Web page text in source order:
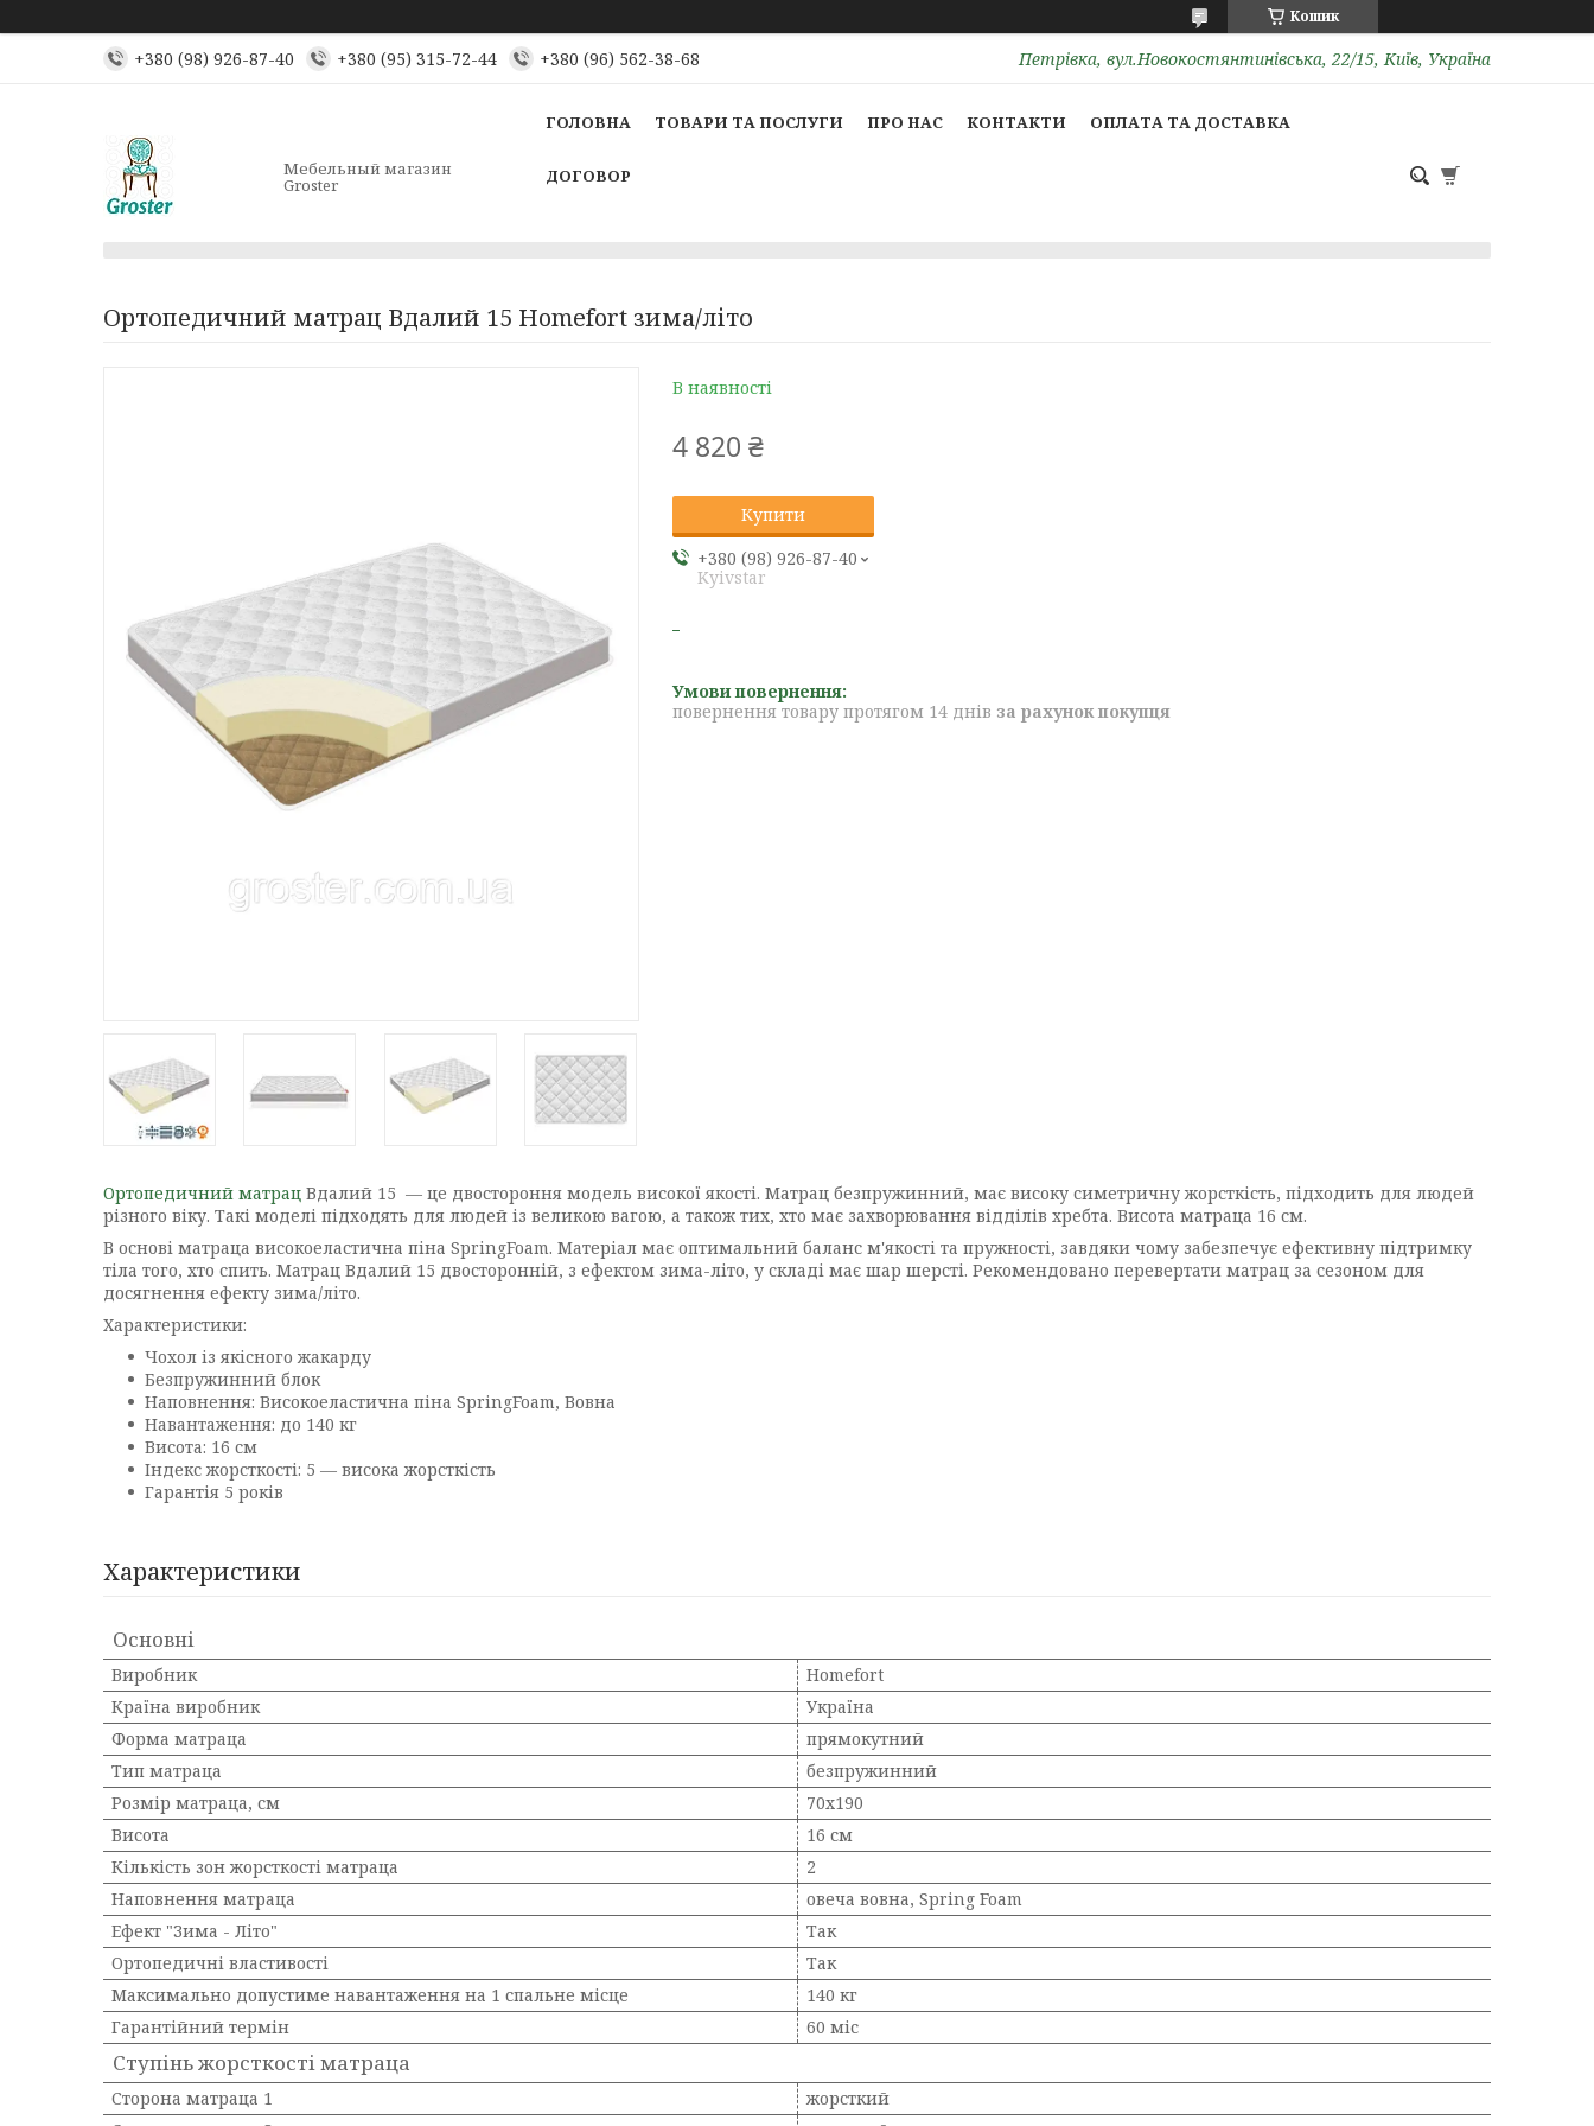
Кошик
+380 (98) 926-87-40 +380 (95) 315-72-44 +380 (96) 562-38-68 Петрівка, вул.Новокостянтинівська, 22/15, Київ, Україна
Мебельный магазин
Groster
ГОЛОВНА ТОВАРИ ТА ПОСЛУГИ ПРО НАС КОНТАКТИ ОПЛАТА ТА ДОСТАВКА
ДОГОВОР
Ортопедичний матрац Вдалий 15 Homefort зима/літо
В наявності
4 820 ₴
Купити
+380 (98) 926-87-40
Kyivstar
повернення товару протягом 14 днів за рахунок покупця
Ортопедичний матрац Вдалий 15 — це двостороння модель високої якості. Матрац безпружинний, має високу симетричну жорсткість, підходить для людей
різного віку. Такі моделі підходять для людей із великою вагою, а також тих, хто має захворювання відділів хребта. Висота матраца 16 см.
В основі матраца високоеластична піна SpringFoam. Матеріал має оптимальний баланс м'якості та пружності, завдяки чому забезпечує ефективну підтримку
тіла того, хто спить. Матрац Вдалий 15 двосторонній, з ефектом зима-літо, у складі має шар шерсті. Рекомендовано перевертати матрац за сезоном для
досягнення ефекту зима/літо.
Характеристики:
Чохол із якісного жакарду
Безпружинний блок
Наповнення: Високоеластична піна SpringFoam, Вовна
Навантаження: до 140 кг
Висота: 16 см
Індекс жорсткості: 5 — висока жорсткість
Гарантія 5 років
Характеристики
Основні
Виробник
Homefort
Країна виробник
Україна
Форма матраца
прямокутний
Тип матраца
безпружинний
Розмір матраца, см
70х190
Висота
16 см
Кількість зон жорсткості матраца
2
Наповнення матраца
овеча вовна, Spring Foam
Ефект "Зима - Літо"
Так
Ортопедичні властивості
Так
Максимально допустиме навантаження на 1 спальне місце
140 кг
Гарантійний термін
60 міс
Ступінь жорсткості матраца
Сторона матраца 1
жорсткий